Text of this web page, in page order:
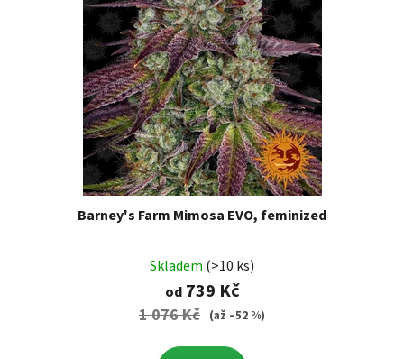
Barney's Farm Mimosa EVO, feminized
Skladem (>10 ks)
od739 Kč
1 076 Kč (až –52 %)